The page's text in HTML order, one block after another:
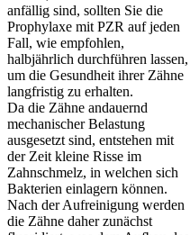
anfällig sind, sollten Sie die
Prophylaxe mit PZR auf jeden
Fall, wie empfohlen,
halbjährlich durchführen lassen,
um die Gesundheit ihrer Zähne
langfristig zu erhalten.
Da die Zähne andauernd
mechanischer Belastung
ausgesetzt sind, entstehen mit
der Zeit kleine Risse im
Zahnschmelz, in welchen sich
Bakterien einlagern können.
Nach der Aufreinigung werden
die Zähne daher zunächst